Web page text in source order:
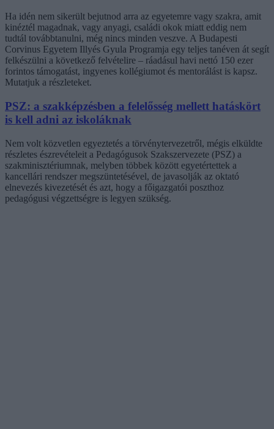
Ha idén nem sikerült bejutnod arra az egyetemre vagy szakra, amit
kinéztél magadnak, vagy anyagi, családi okok miatt eddig nem
tudtál továbbtanulni, még nincs minden veszve. A Budapesti
Corvinus Egyetem Illyés Gyula Programja egy teljes tanéven át segít
felkészülni a következő felvételire – ráadásul havi nettó 150 ezer
forintos támogatást, ingyenes kollégiumot és mentorálást is kapsz.
Mutatjuk a részleteket.
PSZ: a szakképzésben a felelősség mellett hatáskört
is kell adni az iskoláknak
Nem volt közvetlen egyeztetés a törvénytervezetről, mégis elküldte
részletes észrevételeit a Pedagógusok Szakszervezete (PSZ) a
szakminisztériumnak, melyben többek között egyetértettek a
kancellári rendszer megszüntetésével, de javasolják az oktató
elnevezés kivezetését és azt, hogy a főigazgatói poszthoz
pedagógusi végzettségre is legyen szükség.